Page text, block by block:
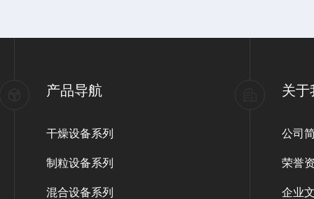
产品导航
干燥设备系列
制粒设备系列
混合设备系列
关于
公司
荣誉
企业